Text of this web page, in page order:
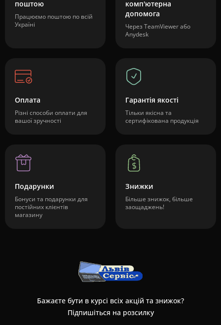
поштою
Працюємо поштою по всій
Україні
комп'ютерна
допомога
Через TeamViewer або
Anydesk
Оплата
Різні способи оплати для
вашої зручності
Гарантія якості
Тільки якісна та
сертифікована продукція
Подарунки
Бонуси та подарунки для
постійних клієнтів
магазину
Знижки
Більше знижок, більше
заощаджень!
Бажаєте бути в курсі всіх акцій та знижок?
Підпишіться на розсилку